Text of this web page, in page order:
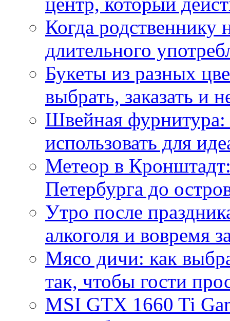
Когда
длительного
Букеты из разных
выбрать, заказать и
Швейная фурнитура:
использовать для
Метеор в
Петербурга до
Утро после
алкоголя и вовремя
Мясо дичи: как
так, чтобы гости
MSI GTX 1660 Ti